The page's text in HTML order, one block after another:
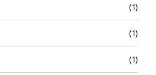
(1)
(1)
(1)